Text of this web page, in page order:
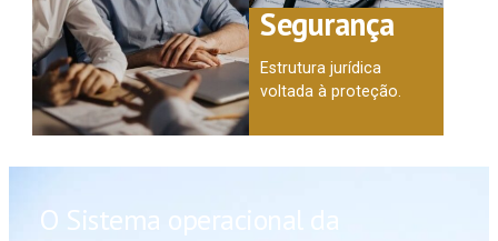
Segurança
Estrutura jurídica
voltada à proteção.
O Sistema operacional da